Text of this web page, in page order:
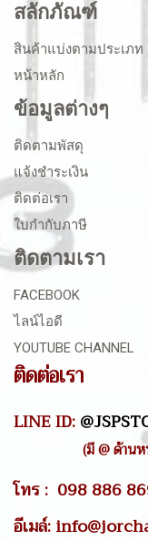
สลักภัณฑ์
สินค้าแบ่งตามประเภท
หน้าหลัก
ข้อมูลต่างๆ
ติดตามพัสดุ
แจ้งชำระเงิน
ติดต่อเรา
ใบกำกับภาษี
ติดตามเรา
FACEBOOK
ไลน์ไอดี
YOUTUBE CHANNEL
ติดต่อเรา
LINE ID:
(มี @ ด้านหน้า
โทร : 098 886
อีเมล์: